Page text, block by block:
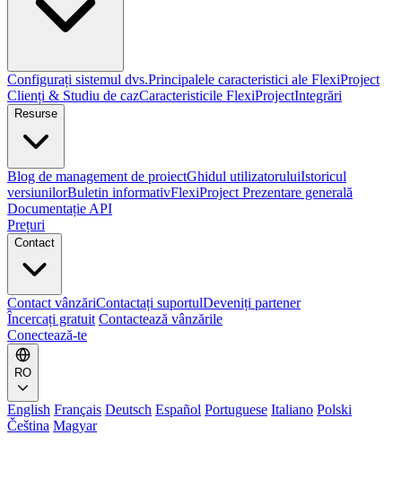
Configurați sistemul dvs.Principalele caracteristici ale FlexiProject
Clienți & Studiu de cazCaracteristicile FlexiProjectIntegrări
Resurse
Blog de management de proiectGhidul utilizatoruluiIstoricul
versiunilorBuletin informativFlexiProject Prezentare generală
Documentație API
Prețuri
Contact
Contact vânzăriContactați suportulDeveniți partener
Încercați gratuit Contactează vânzările
Conectează-te
RO
English Français Deutsch Español Portuguese Italiano Polski
Čeština Magyar